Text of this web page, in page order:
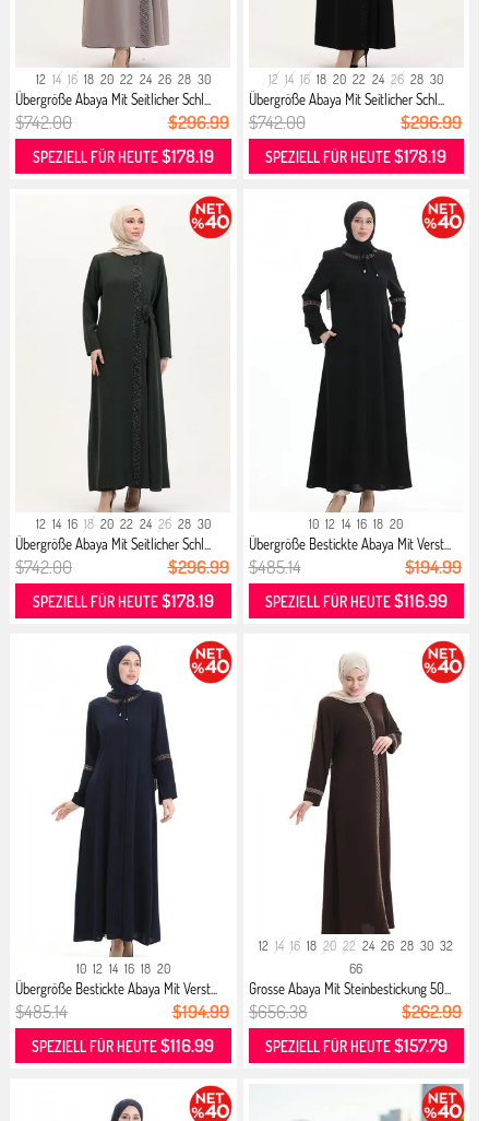
12 14 16 18 20 22 24 26 28 30
Übergröße Abaya Mit Seitlicher Schl...
$742.00 $296.99
SPEZIELL FÜR HEUTE$178.19
12 14 16 18 20 22 24 26 28 30
Übergröße Abaya Mit Seitlicher Schl...
$742.00 $296.99
SPEZIELL FÜR HEUTE$178.19
12 14 16 18 20 22 24 26 28 30
Übergröße Abaya Mit Seitlicher Schl...
$742.00 $296.99
SPEZIELL FÜR HEUTE$178.19
10 12 14 16 18 20
Übergröße Bestickte Abaya Mit Verst...
$485.14 $194.99
SPEZIELL FÜR HEUTE$116.99
10 12 14 16 18 20
Übergröße Bestickte Abaya Mit Verst...
$485.14 $194.99
SPEZIELL FÜR HEUTE$116.99
12 14 16 18 20 22 24 26 28 30 32
66
Grosse Abaya Mit Steinbestickung 50...
$656.38 $262.99
SPEZIELL FÜR HEUTE$157.79